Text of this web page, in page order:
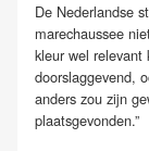
De Nederlandse
marechaussee
kleur wel relevant
doorslaggevend,
anders zou zijn
plaatsgevonden.”